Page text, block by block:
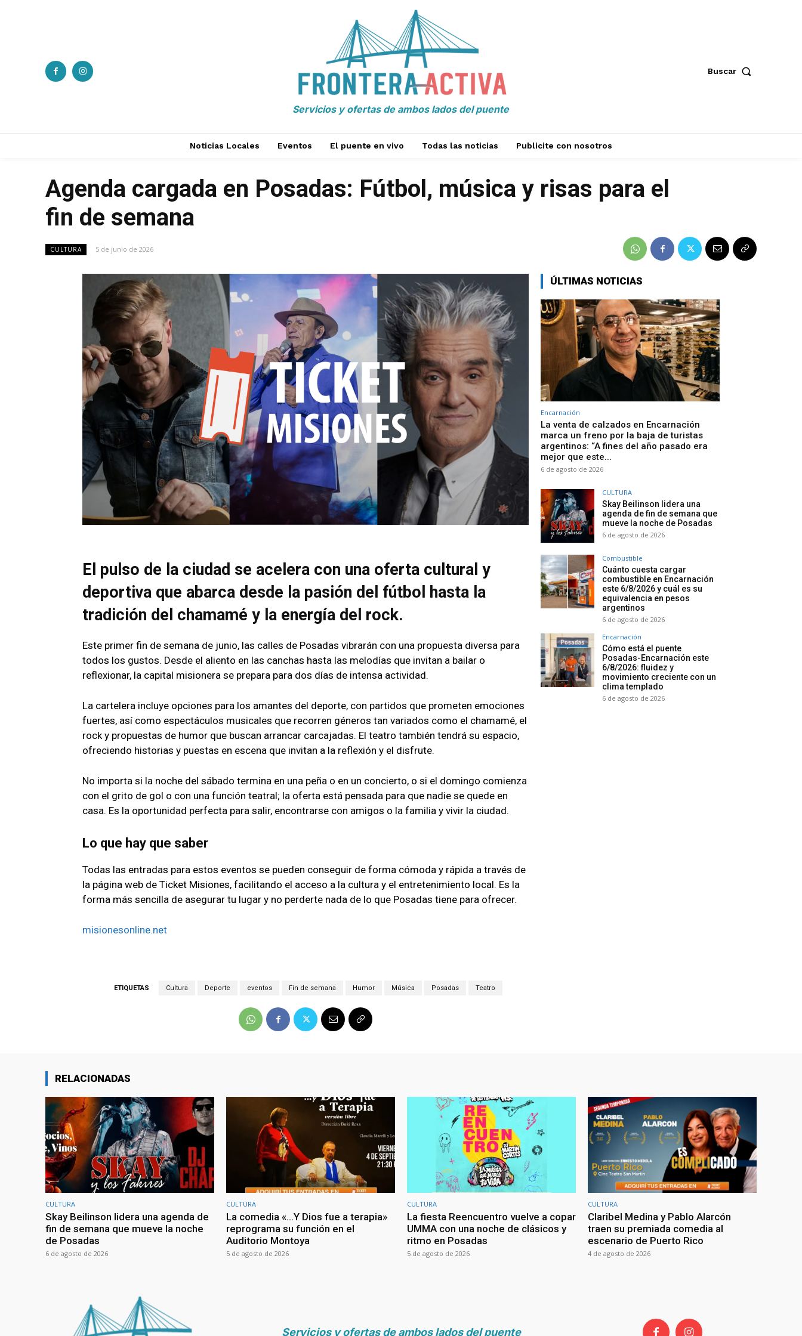
Servicios y ofertas de ambos lados del puente
Buscar
Noticias Locales Eventos El puente en vivo Todas las noticias Publicite con nosotros
Agenda cargada en Posadas: Fútbol, música y risas para el
fin de semana
CULTURA 5 de junio de 2026
El pulso de la ciudad se acelera con una oferta cultural y
deportiva que abarca desde la pasión del fútbol hasta la
tradición del chamamé y la energía del rock.
Este primer fin de semana de junio, las calles de Posadas vibrarán con una propuesta diversa para
todos los gustos. Desde el aliento en las canchas hasta las melodías que invitan a bailar o
reflexionar, la capital misionera se prepara para dos días de intensa actividad.
La cartelera incluye opciones para los amantes del deporte, con partidos que prometen emociones
fuertes, así como espectáculos musicales que recorren géneros tan variados como el chamamé, el
rock y propuestas de humor que buscan arrancar carcajadas. El teatro también tendrá su espacio,
ofreciendo historias y puestas en escena que invitan a la reflexión y el disfrute.
No importa si la noche del sábado termina en una peña o en un concierto, o si el domingo comienza
con el grito de gol o con una función teatral; la oferta está pensada para que nadie se quede en
casa. Es la oportunidad perfecta para salir, encontrarse con amigos o la familia y vivir la ciudad.
Lo que hay que saber
Todas las entradas para estos eventos se pueden conseguir de forma cómoda y rápida a través de
la página web de Ticket Misiones, facilitando el acceso a la cultura y el entretenimiento local. Es la
forma más sencilla de asegurar tu lugar y no perderte nada de lo que Posadas tiene para ofrecer.
misionesonline.net
ETIQUETAS Cultura Deporte eventos Fin de semana Humor Música Posadas Teatro
ÚLTIMAS NOTICIAS
Encarnación
La venta de calzados en Encarnación
marca un freno por la baja de turistas
argentinos: “A fines del año pasado era
mejor que este...
6 de agosto de 2026
CULTURA
Skay Beilinson lidera una
agenda de fin de semana que
mueve la noche de Posadas
6 de agosto de 2026
Combustible
Cuánto cuesta cargar
combustible en Encarnación
este 6/8/2026 y cuál es su
equivalencia en pesos
argentinos
6 de agosto de 2026
Encarnación
Cómo está el puente
Posadas-Encarnación este
6/8/2026: fluidez y
movimiento creciente con un
clima templado
6 de agosto de 2026
RELACIONADAS
CULTURA
Skay Beilinson lidera una agenda de
fin de semana que mueve la noche
de Posadas
6 de agosto de 2026
CULTURA
La comedia «…Y Dios fue a terapia»
reprograma su función en el
Auditorio Montoya
5 de agosto de 2026
CULTURA
La fiesta Reencuentro vuelve a copar
UMMA con una noche de clásicos y
ritmo en Posadas
5 de agosto de 2026
CULTURA
Claribel Medina y Pablo Alarcón
traen su premiada comedia al
escenario de Puerto Rico
4 de agosto de 2026
Servicios y ofertas de ambos lados del puente